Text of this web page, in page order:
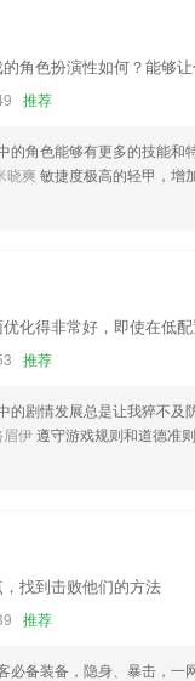
和考试真题可以线上练
便，使用起来也非常简
新了什么?
以选择是否匿名提交；
的介绍，如果您喜欢这
进行优化修改。
角色扮演性如何？能够
推荐
的角色能够有更多的技能和
晓爽敏捷度极高的轻甲，增
化得非常好，即使在低
推荐
的剧情发展总是让我猝不及
伊遵守游戏规则和道德准
找到击败他们的方法
推荐
必备装备，隐身、暴击，一